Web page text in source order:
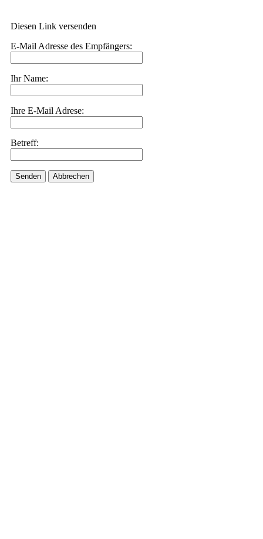
Diesen Link versenden
E-Mail Adresse des Empfängers:
Ihr Name:
Ihre E-Mail Adrese:
Betreff:
Senden Abbrechen